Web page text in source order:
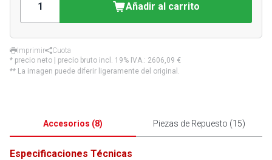
Añadir al carrito
Imprimir
Cuota
* precio neto | precio bruto incl. 19% IVA.: 2606,09 €
** La imagen puede diferir ligeramente del original.
Accesorios (8) Piezas de Repuesto (15)
Especificaciones Técnicas